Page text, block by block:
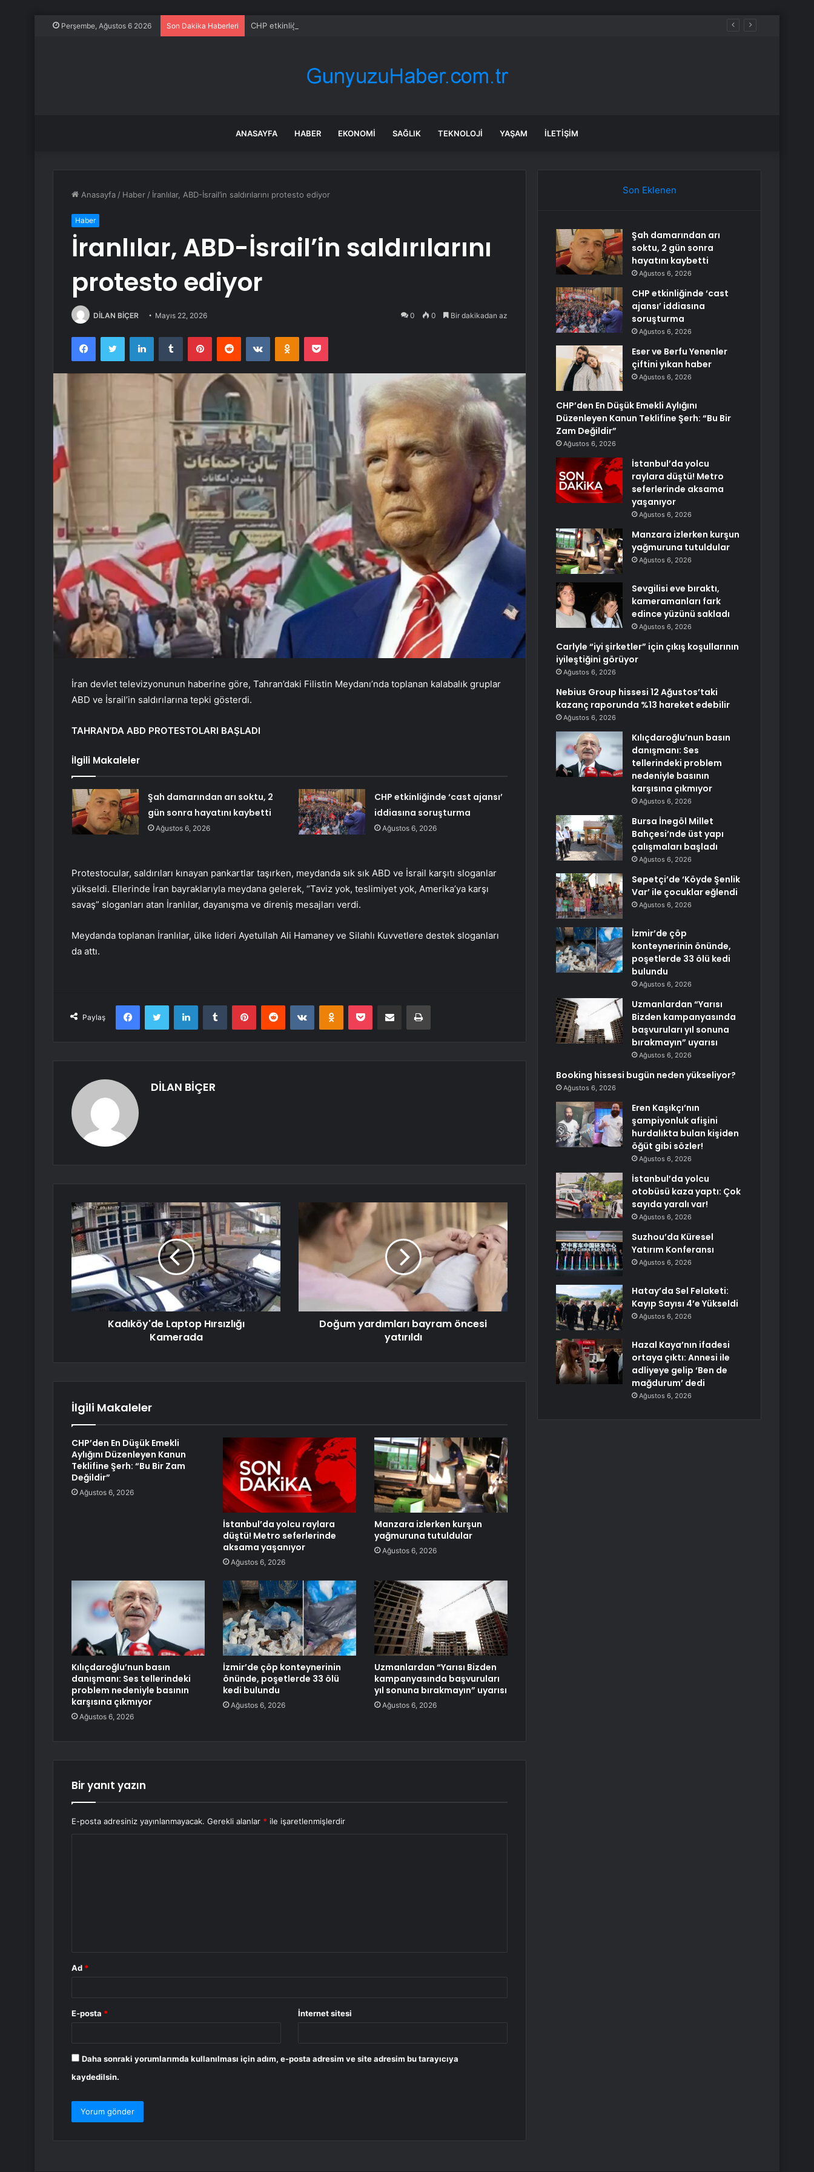
Perşembe, Ağustos 6 2026 Son Dakika Haberleri CHP etkinliğinde ‘cast ajansı’ iddiasına soruşturma
ANASAYFA HABER EKONOMI SAĞLIK TEKNOLOJI YAŞAM İLETIŞIM
Anasayfa / Haber / İranlılar, ABD-İsrail’in saldırılarını protesto ediyor
Haber
İranlılar, ABD-İsrail’in saldırılarını
protesto ediyor
DİLAN BİÇER Mayıs 22, 2026 0 0 Bir dakikadan az
FacebookTwitter LinkedInTumblr PinterestReddit VKontakteOdnoklassniki
Pocket
İran devlet televizyonunun haberine göre, Tahran’daki Filistin Meydanı’nda toplanan kalabalık gruplar
ABD ve İsrail’in saldırılarına tepki gösterdi.
TAHRAN’DA ABD PROTESTOLARI BAŞLADI
İlgili Makaleler
Şah damarından arı soktu, 2
gün sonra hayatını kaybetti
Ağustos 6, 2026
CHP etkinliğinde ‘cast ajansı’
iddiasına soruşturma
Ağustos 6, 2026
Protestocular, saldırıları kınayan pankartlar taşırken, meydanda sık sık ABD ve İsrail karşıtı sloganlar
yükseldi. Ellerinde İran bayraklarıyla meydana gelerek, “Taviz yok, teslimiyet yok, Amerika’ya karşı
savaş” sloganları atan İranlılar, dayanışma ve direniş mesajları verdi.
Meydanda toplanan İranlılar, ülke lideri Ayetullah Ali Hamaney ve Silahlı Kuvvetlere destek sloganları
da attı.
Paylaş
FacebookTwitter LinkedInTumblr PinterestReddit VKontakteOdnoklassniki
Pocket E-Posta ile paylaş Yazdır
DİLAN BİÇER
Kadıköy'de Laptop Hırsızlığı
Kamerada
Doğum yardımları bayram öncesi
yatırıldı
İlgili Makaleler
CHP’den En Düşük Emekli
Aylığını Düzenleyen Kanun
Teklifine Şerh: “Bu Bir Zam
Değildir”
Ağustos 6, 2026
İstanbul’da yolcu raylara
düştü! Metro seferlerinde
aksama yaşanıyor
Ağustos 6, 2026
Manzara izlerken kurşun
yağmuruna tutuldular
Ağustos 6, 2026
Kılıçdaroğlu’nun basın
danışmanı: Ses tellerindeki
problem nedeniyle basının
karşısına çıkmıyor
Ağustos 6, 2026
İzmir’de çöp konteynerinin
önünde, poşetlerde 33 ölü
kedi bulundu
Ağustos 6, 2026
Uzmanlardan “Yarısı Bizden
kampanyasında başvuruları
yıl sonuna bırakmayın” uyarısı
Ağustos 6, 2026
Bir yanıt yazın
E-posta adresiniz yayınlanmayacak. Gerekli alanlar * ile işaretlenmişlerdir
Ad *
E-posta * İnternet sitesi
Daha sonraki yorumlarımda kullanılması için adım, e-posta adresim ve site adresim bu tarayıcıya
kaydedilsin.
Son Eklenen
Şah damarından arı
soktu, 2 gün sonra
hayatını kaybetti
Ağustos 6, 2026
CHP etkinliğinde ‘cast
ajansı’ iddiasına
soruşturma
Ağustos 6, 2026
Eser ve Berfu Yenenler
çiftini yıkan haber
Ağustos 6, 2026
CHP’den En Düşük Emekli Aylığını
Düzenleyen Kanun Teklifine Şerh: “Bu Bir
Zam Değildir”
Ağustos 6, 2026
İstanbul’da yolcu
raylara düştü! Metro
seferlerinde aksama
yaşanıyor
Ağustos 6, 2026
Manzara izlerken kurşun
yağmuruna tutuldular
Ağustos 6, 2026
Sevgilisi eve bıraktı,
kameramanları fark
edince yüzünü sakladı
Ağustos 6, 2026
Carlyle “iyi şirketler” için çıkış koşullarının
iyileştiğini görüyor
Ağustos 6, 2026
Nebius Group hissesi 12 Ağustos’taki
kazanç raporunda %13 hareket edebilir
Ağustos 6, 2026
Kılıçdaroğlu’nun basın
danışmanı: Ses
tellerindeki problem
nedeniyle basının
karşısına çıkmıyor
Ağustos 6, 2026
Bursa İnegöl Millet
Bahçesi’nde üst yapı
çalışmaları başladı
Ağustos 6, 2026
Sepetçi’de ‘Köyde Şenlik
Var’ ile çocuklar eğlendi
Ağustos 6, 2026
İzmir’de çöp
konteynerinin önünde,
poşetlerde 33 ölü kedi
bulundu
Ağustos 6, 2026
Uzmanlardan “Yarısı
Bizden kampanyasında
başvuruları yıl sonuna
bırakmayın” uyarısı
Ağustos 6, 2026
Booking hissesi bugün neden yükseliyor?
Ağustos 6, 2026
Eren Kaşıkçı’nın
şampiyonluk afişini
hurdalıkta bulan kişiden
öğüt gibi sözler!
Ağustos 6, 2026
İstanbul’da yolcu
otobüsü kaza yaptı: Çok
sayıda yaralı var!
Ağustos 6, 2026
Suzhou’da Küresel
Yatırım Konferansı
Ağustos 6, 2026
Hatay’da Sel Felaketi:
Kayıp Sayısı 4’e Yükseldi
Ağustos 6, 2026
Hazal Kaya’nın ifadesi
ortaya çıktı: Annesi ile
adliyeye gelip ‘Ben de
mağdurum’ dedi
Ağustos 6, 2026